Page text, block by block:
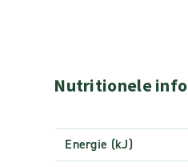
Nutritionele info
Energie (kJ)